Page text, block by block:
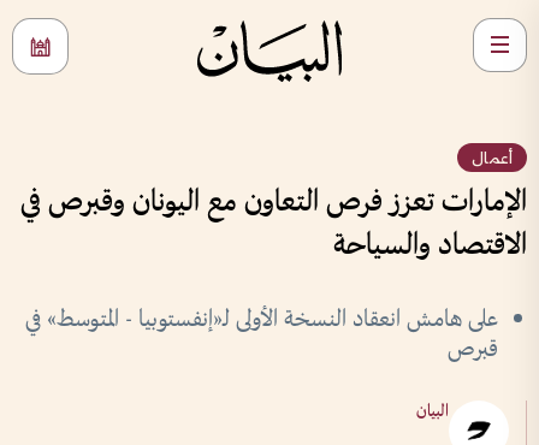
أعمال
الإمارات تعزز فرص التعاون مع اليونان وقبرص في
الاقتصاد والسياحة
على هامش انعقاد النسخة الأولى لـ«إنفستوبيا - المتوسط» في
قبرص
البيان